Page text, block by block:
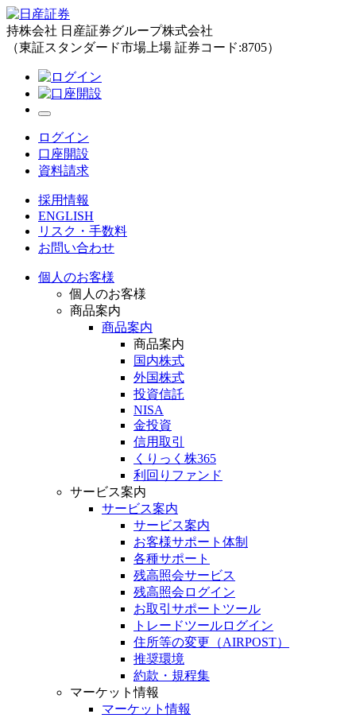
持株会社 日産証券グループ株式会社
（東証スタンダード市場上場 証券コード:8705）
ログイン
口座開設
資料請求
採用情報
ENGLISH
リスク・手数料
お問い合わせ
個人のお客様
個人のお客様
商品案内
商品案内
商品案内
国内株式
外国株式
投資信託
NISA
金投資
信用取引
くりっく株365
利回りファンド
サービス案内
サービス案内
サービス案内
お客様サポート体制
各種サポート
残高照会サービス
残高照会ログイン
お取引サポートツール
トレードツールログイン
住所等の変更（AIRPOST）
推奨環境
約款・規程集
マーケット情報
マーケット情報